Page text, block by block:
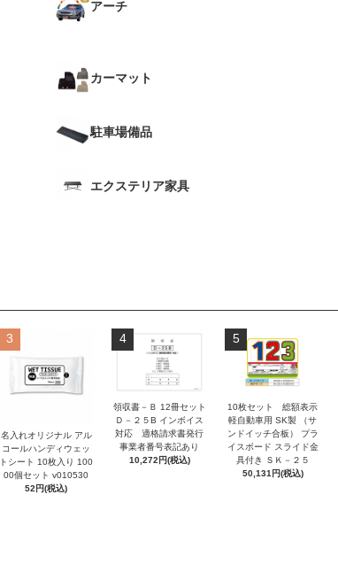
アーチ
カーマット
駐車場備品
エクステリア家具
3
名入れオリジナル アル
コールハンディウェッ
トシート 10枚入り 100
00個セット v010530
52円(税込)
4
領収書－Ｂ 12冊セット
Ｄ－２５B インボイス
対応 適格請求書発行
事業者番号表記あり
10,272円(税込)
5
10枚セット 総額表示
軽自動車用 SK製 （サ
ンドイッチ合板） プラ
イスボード スライド金
具付き ＳＫ－２５
50,131円(税込)